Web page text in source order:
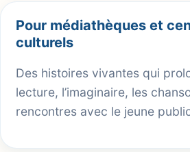
Pour médiathèques et
culturels
Des histoires vivantes qui
lecture, l’imaginaire, les
rencontres avec le jeune